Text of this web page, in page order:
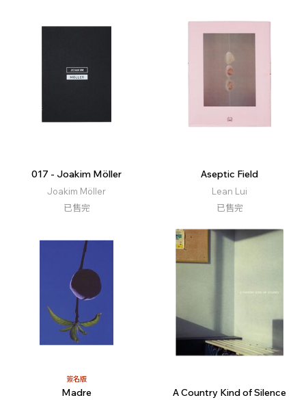
017 - Joakim Möller
Joakim Möller
已售完
Aseptic Field
Lean Lui
已售完
簽名版
Madre A Country Kind of Silence